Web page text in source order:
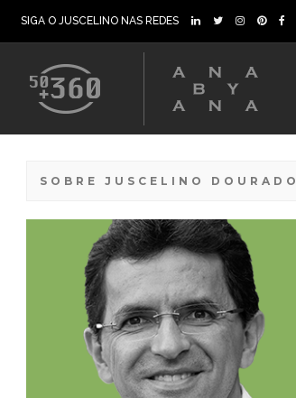
SIGA O JUSCELINO NAS REDES
SOBRE JUSCELINO DOURADO